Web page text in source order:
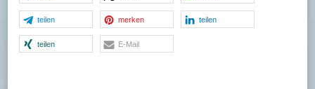
teilen merken teilen
teilen E-Mail